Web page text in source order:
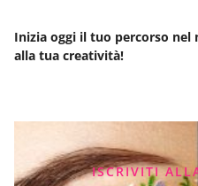
Inizia oggi il tuo percorso nel
alla tua creatività!
ISCRIVITI